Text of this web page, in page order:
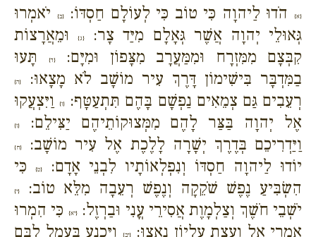
{א}הֹדוּ לַיהוָה כִּי טוֹב כִּי לְעוֹלָם חַסְדּוֹ:{ב}
יֹאמְרוּ
גְּאוּלֵי יְהוָה אֲשֶׁר גְּאָלָם מִיַּד צָר:
{ג}וּמֵאֲרָצוֹת
קִבְּצָם מִמִּזְרָח וּמִמַּעֲרָב מִצָּפוֹן וּמִיָּם:{ד}
תָּעוּ
בַמִּדְבָּר בִּישִׁימוֹן דָּרֶךְ עִיר מוֹשָׁב לֹא מָצָאוּ:
{ה}
רְעֵבִים גַּם צְמֵאִים נַפְשָׁם בָּהֶם תִּתְעַטָּף: {ו}וַיִּצְעֲקוּ
אֶל יְהוָה בַּצַּר לָהֶם מִמְּצוּקוֹתֵיהֶם יַצִּילֵם:
{ז}
וַיַּדְרִיכֵם בְּדֶרֶךְ יְשָׁרָה לָלֶכֶת אֶל עִיר מוֹשָׁב: {ח}
יוֹדוּ לַיהוָה חַסְדּוֹ וְנִפְלְאוֹתָיו לִבְנֵי אָדָם: {ט}
כִּי
הִשְׂבִּיעַ נֶפֶשׁ שֹׁקֵקָה וְנֶפֶשׁ רְעֵבָה מִלֵּא טוֹב:
{י}
יֹשְׁבֵי חֹשֶׁךְ וְצַלְמָוֶת אֲסִירֵי עֳנִי וּבַרְזֶל:{יא}
כִּי הִמְרוּ
אִמְרֵי אֵל וַעֲצַת עֶלְיוֹן נָאָצוּ:{יב}
וַיַּכְנַע בֶּעָמָל לִבָּם